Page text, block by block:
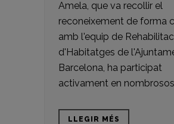
Amela, que va recollir el
reconeixement de forma
amb l'equip de
d'Habitatges de
Barcelona, ha participat
activament en
LLEGIR MÉS